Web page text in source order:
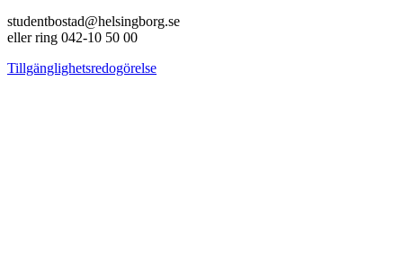
studentbostad@helsingborg.se
eller ring 042-10 50 00
Tillgänglighetsredogörelse